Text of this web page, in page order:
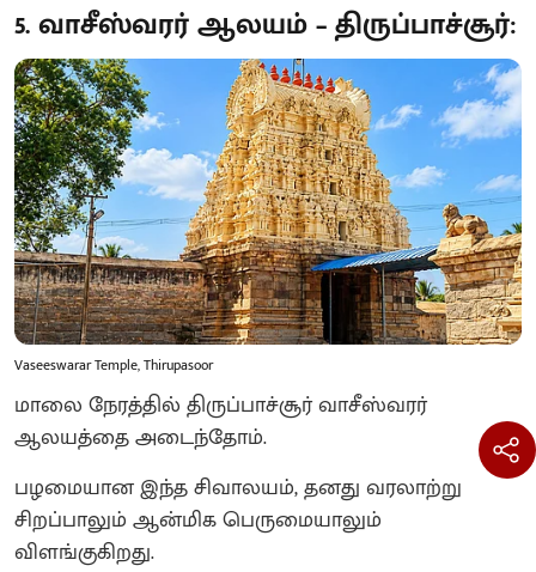
5. வாசீஸ்வரர் ஆலயம் – திருப்பாச்சூர்:
Vaseeswarar Temple, Thirupasoor
மாலை நேரத்தில் திருப்பாச்சூர் வாசீஸ்வரர்
ஆலயத்தை அடைந்தோம்.
பழமையான இந்த சிவாலயம், தனது வரலாற்று
சிறப்பாலும் ஆன்மிக பெருமையாலும்
விளங்குகிறது.